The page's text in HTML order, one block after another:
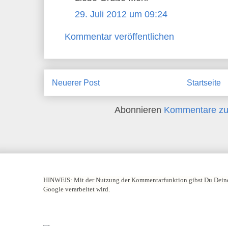
29. Juli 2012 um 09:24
Kommentar veröffentlichen
Neuerer Post Startseite
Abonnieren Kommentare
HINWEIS: Mit der Nutzung der Kommentarfunktion gibst Du
Google verarbeitet wird.